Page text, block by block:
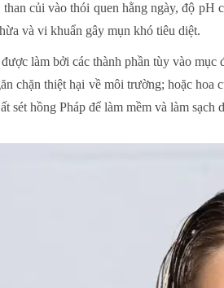
củi vào thói quen hằng ngày, độ pH
và vi khuẩn gây mụn khó tiêu diệt.
làm bởi các thành phần tùy vào
chặn thiệt hại về môi trường; hoặc
sét hồng Pháp để làm mềm và làm